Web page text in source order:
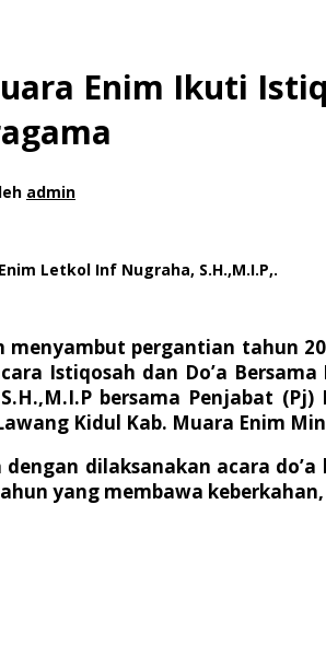
Enim Ikuti
admin
Letkol Inf Nugraha, S.H.,M.I.P,.
menyambut pergantian tahun
Istiqosah dan Do’a
bersama Penjabat
Kidul Kab. Muara Enim
dengan dilaksanakan acara
yang membawa